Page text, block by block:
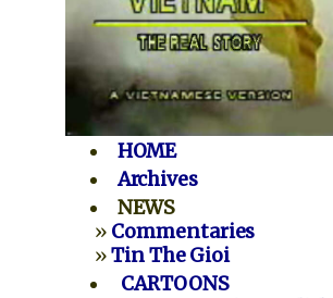
HOME
Archives
NEWS
» Commentaries
»Tin The Gioi
CARTOONS